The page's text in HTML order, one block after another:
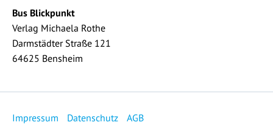
Bus Blickpunkt
Verlag Michaela Rothe
Darmstädter Straße 121
64625 Bensheim
Impressum Datenschutz AGB